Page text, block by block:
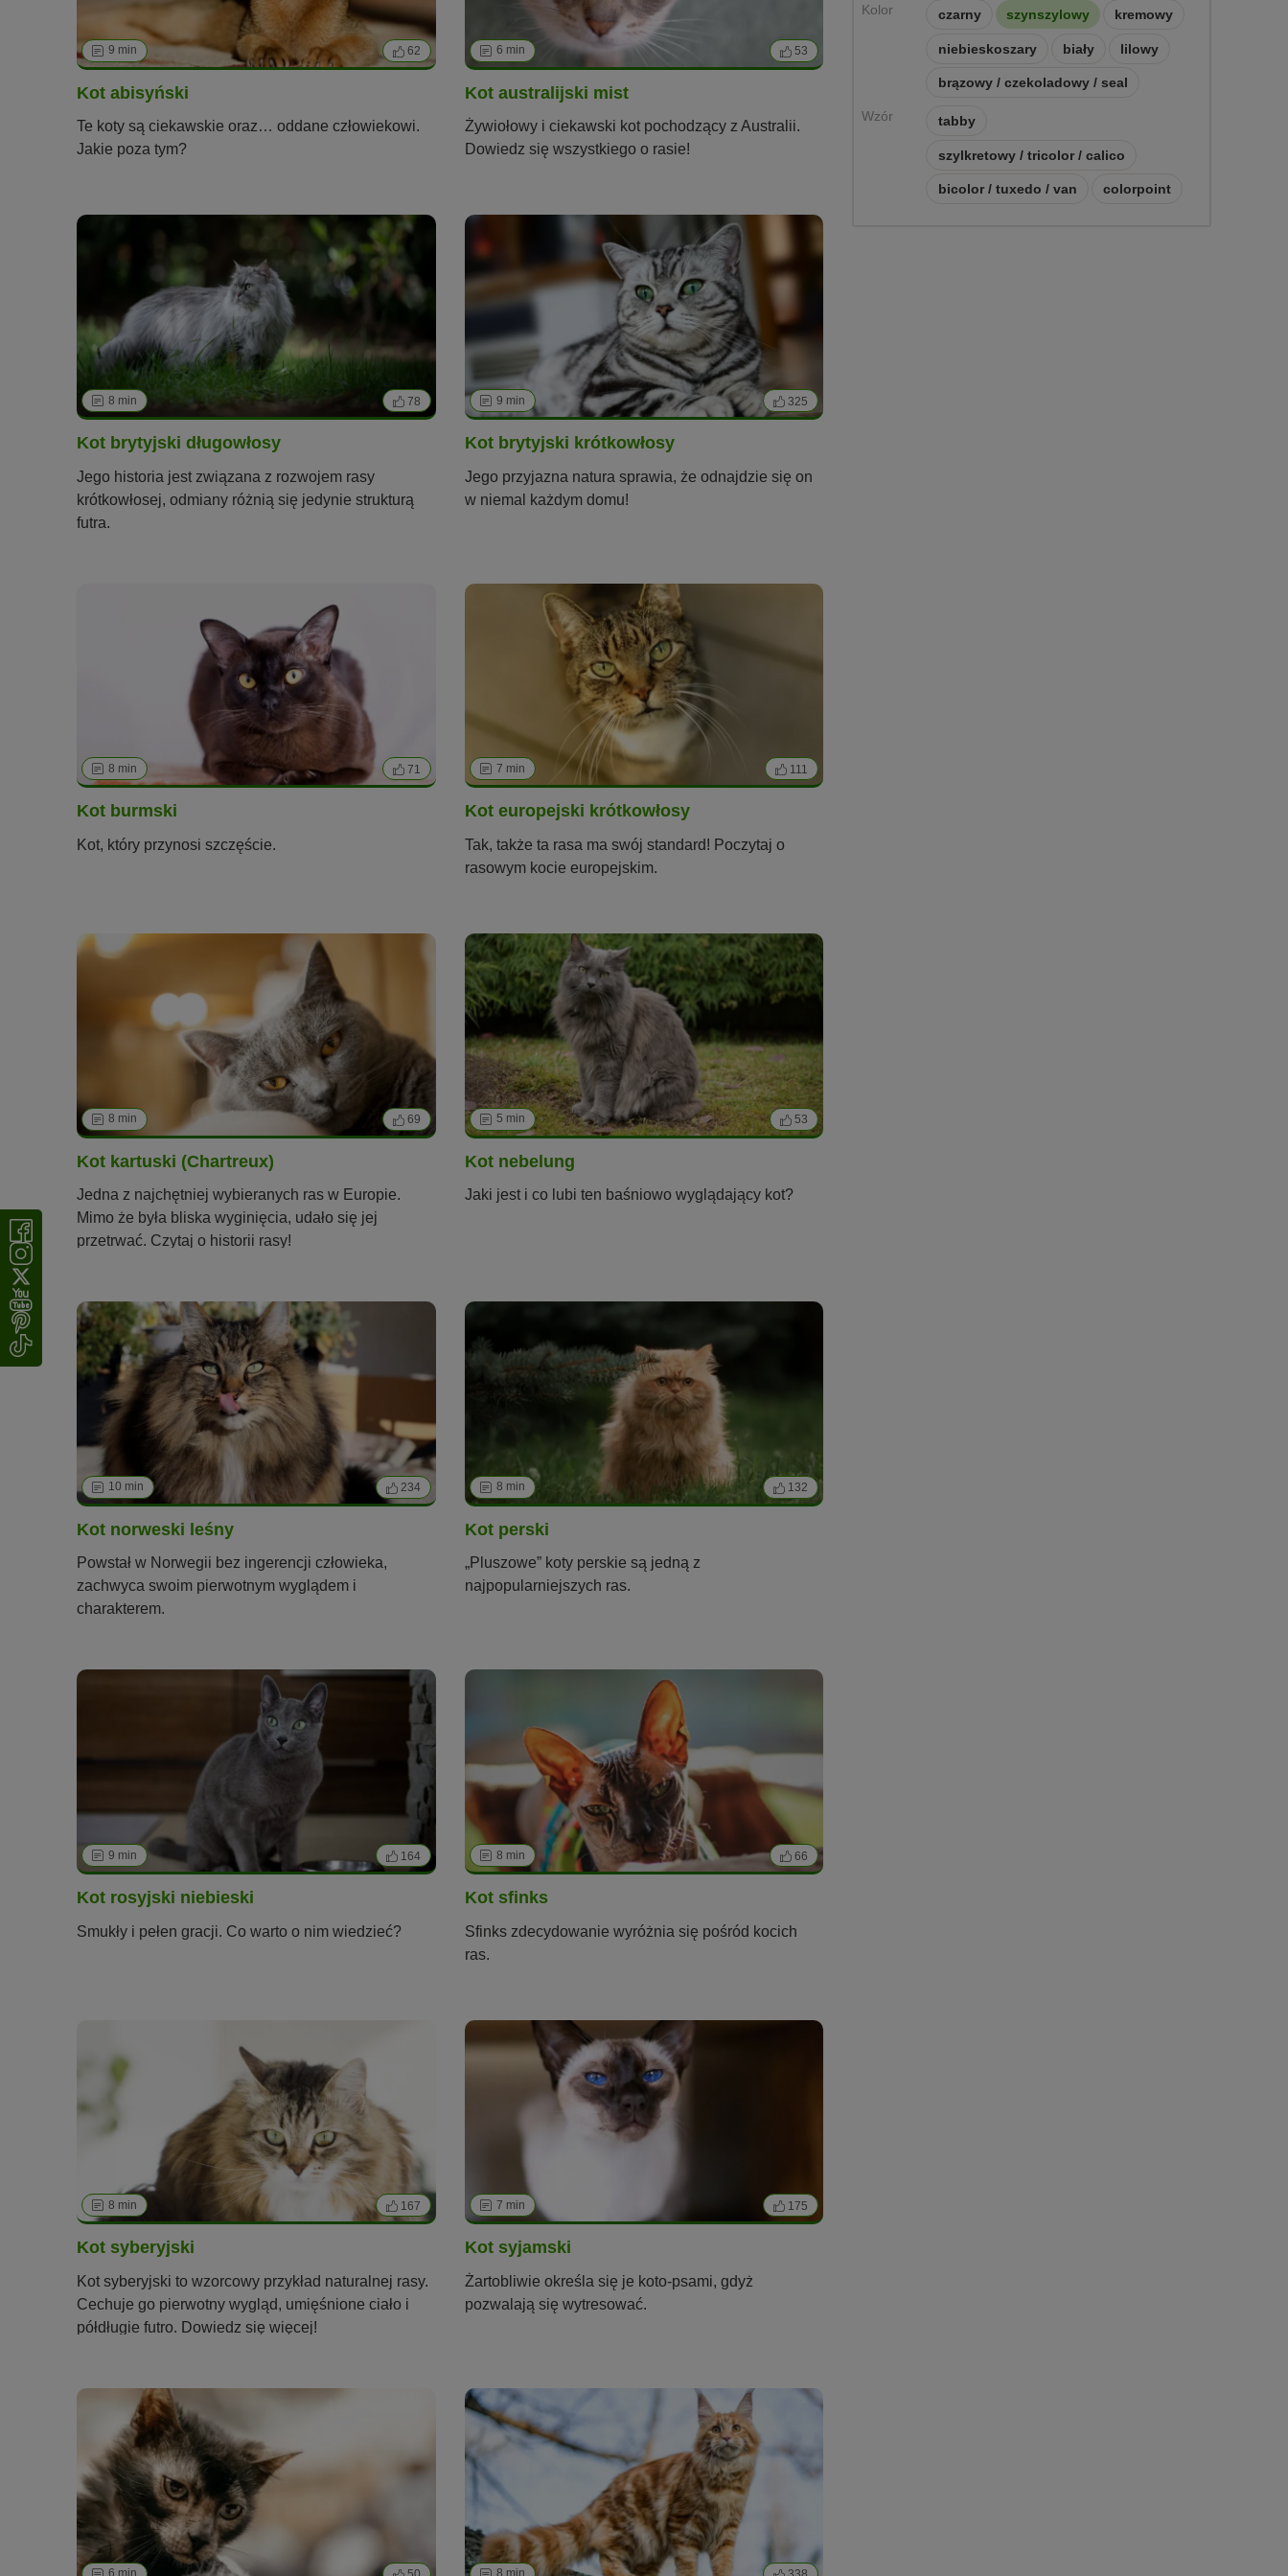
Kolor czarny szynszylowy kremowy
niebieskoszary biały lilowy
brązowy / czekoladowy / seal
Wzór tabby
szylkretowy / tricolor / calico
bicolor / tuxedo / van colorpoint
9 min 62
Kot abisyński
Te koty są ciekawskie oraz… oddane człowiekowi.
Jakie poza tym?
6 min 53
Kot australijski mist
Żywiołowy i ciekawski kot pochodzący z Australii.
Dowiedz się wszystkiego o rasie!
8 min 78
Kot brytyjski długowłosy
Jego historia jest związana z rozwojem rasy
krótkowłosej, odmiany różnią się jedynie strukturą
futra.
9 min 325
Kot brytyjski krótkowłosy
Jego przyjazna natura sprawia, że odnajdzie się on
w niemal każdym domu!
8 min 71
Kot burmski
Kot, który przynosi szczęście.
7 min 111
Kot europejski krótkowłosy
Tak, także ta rasa ma swój standard! Poczytaj o
rasowym kocie europejskim.
8 min 69
Kot kartuski (Chartreux)
Jedna z najchętniej wybieranych ras w Europie.
Mimo że była bliska wyginięcia, udało się jej
przetrwać. Czytaj o historii rasy!
5 min 53
Kot nebelung
Jaki jest i co lubi ten baśniowo wyglądający kot?
10 min 234
Kot norweski leśny
Powstał w Norwegii bez ingerencji człowieka,
zachwyca swoim pierwotnym wyglądem i
charakterem.
8 min 132
Kot perski
„Pluszowe” koty perskie są jedną z
najpopularniejszych ras.
9 min 164
Kot rosyjski niebieski
Smukły i pełen gracji. Co warto o nim wiedzieć?
8 min 66
Kot sfinks
Sfinks zdecydowanie wyróżnia się pośród kocich
ras.
8 min 167
Kot syberyjski
Kot syberyjski to wzorcowy przykład naturalnej rasy.
Cechuje go pierwotny wygląd, umięśnione ciało i
półdługie futro. Dowiedz się więcej!
7 min 175
Kot syjamski
Żartobliwie określa się je koto-psami, gdyż
pozwalają się wytresować.
6 min 8 min